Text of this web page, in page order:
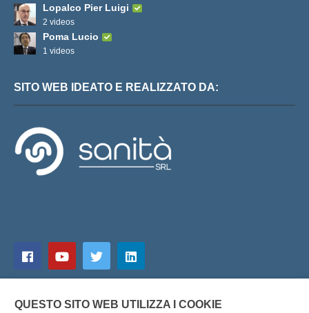
Lopalco Pier Luigi
2 videos
Poma Lucio
1 videos
SITO WEB IDEATO E REALIZZATO DA:
QUESTO SITO WEB UTILIZZA I COOKIE